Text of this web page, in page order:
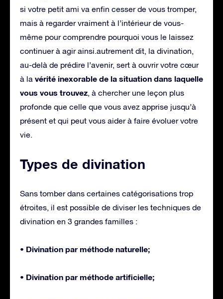
si votre petit ami va enfin cesser de vous tromper,
mais à regarder vraiment à l’intérieur de vous-
même pour comprendre pourquoi vous le laissez
continuer à agir ainsi.autrement dit, la divination,
au-delà de prédire l’avenir, sert à ouvrir votre cœur
à la vérité inexorable de la situation dans laquelle
vous vous trouvez, à chercher une leçon plus
profonde que celle que vous avez apprise jusqu’à
présent et qui peut vous aider à faire évoluer votre
vie.
Types de divination
Sans tomber dans certaines catégorisations trop
étroites, il est possible de diviser les techniques de
divination en 3 grandes familles :
• Divination par méthode naturelle;
• Divination par méthode artificielle;